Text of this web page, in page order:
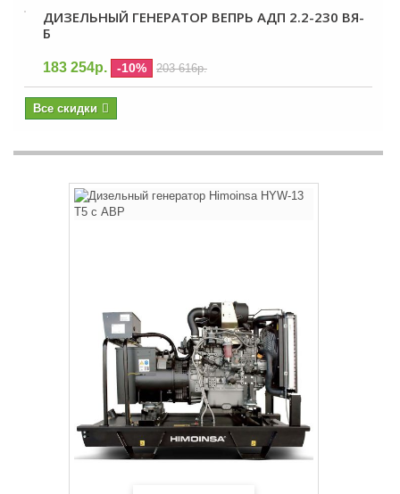
ДИЗЕЛЬНЫЙ ГЕНЕРАТОР ВЕПРЬ АДП 2.2-230 ВЯ-
Б
183 254р. -10% 203 616р.
Все скидки